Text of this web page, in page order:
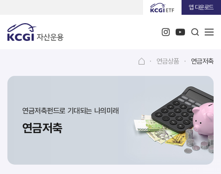
앱 다운로드
· 연금상품 · 연금저축
연금저축펀드로 기대되는 나의미래
연금저축